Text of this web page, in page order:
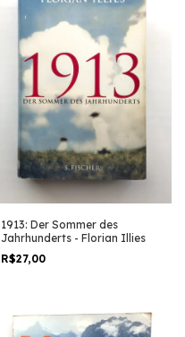
1913: Der Sommer des
Jahrhunderts - Florian Illies
R$27,00